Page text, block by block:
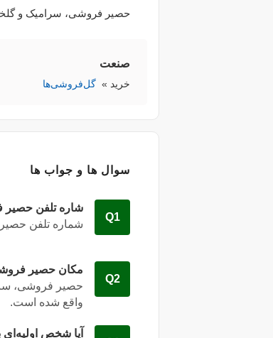
حصیر فروشی، سرامیک و
صنعت
خرید » گل‌فروشی‌ها
سوال ها و جواب ها
Q1
شاره تلفن حصیر
شماره تلفن
Q2
مکان حصیر
حصیر فروشی،
واقع شده است.
آیا شخص